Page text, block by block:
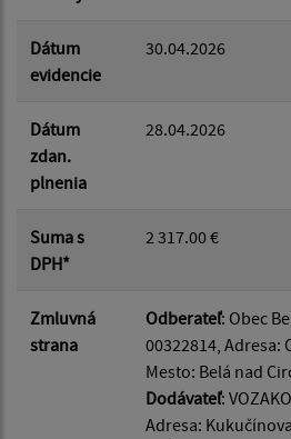
Dátum
evidencie
30.04.2026
Dátum
zdan.
plnenia
28.04.2026
Suma s
DPH*
2 317.00 €
Zmluvná
strana
Odberateľ: Obec
00322814,
Mesto: Belá nad
Dodávateľ:
Adresa: